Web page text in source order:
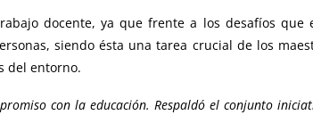
docente, ya que frente a los desafíos
siendo ésta una tarea crucial de los
del entorno.
con la educación. Respaldó el conjunto